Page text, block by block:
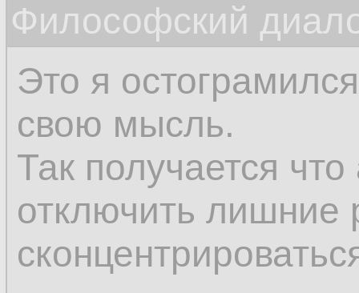
соображения нам
впоследствии.
Философский
Это я
свою мысль.
Так получается
отключить лишние